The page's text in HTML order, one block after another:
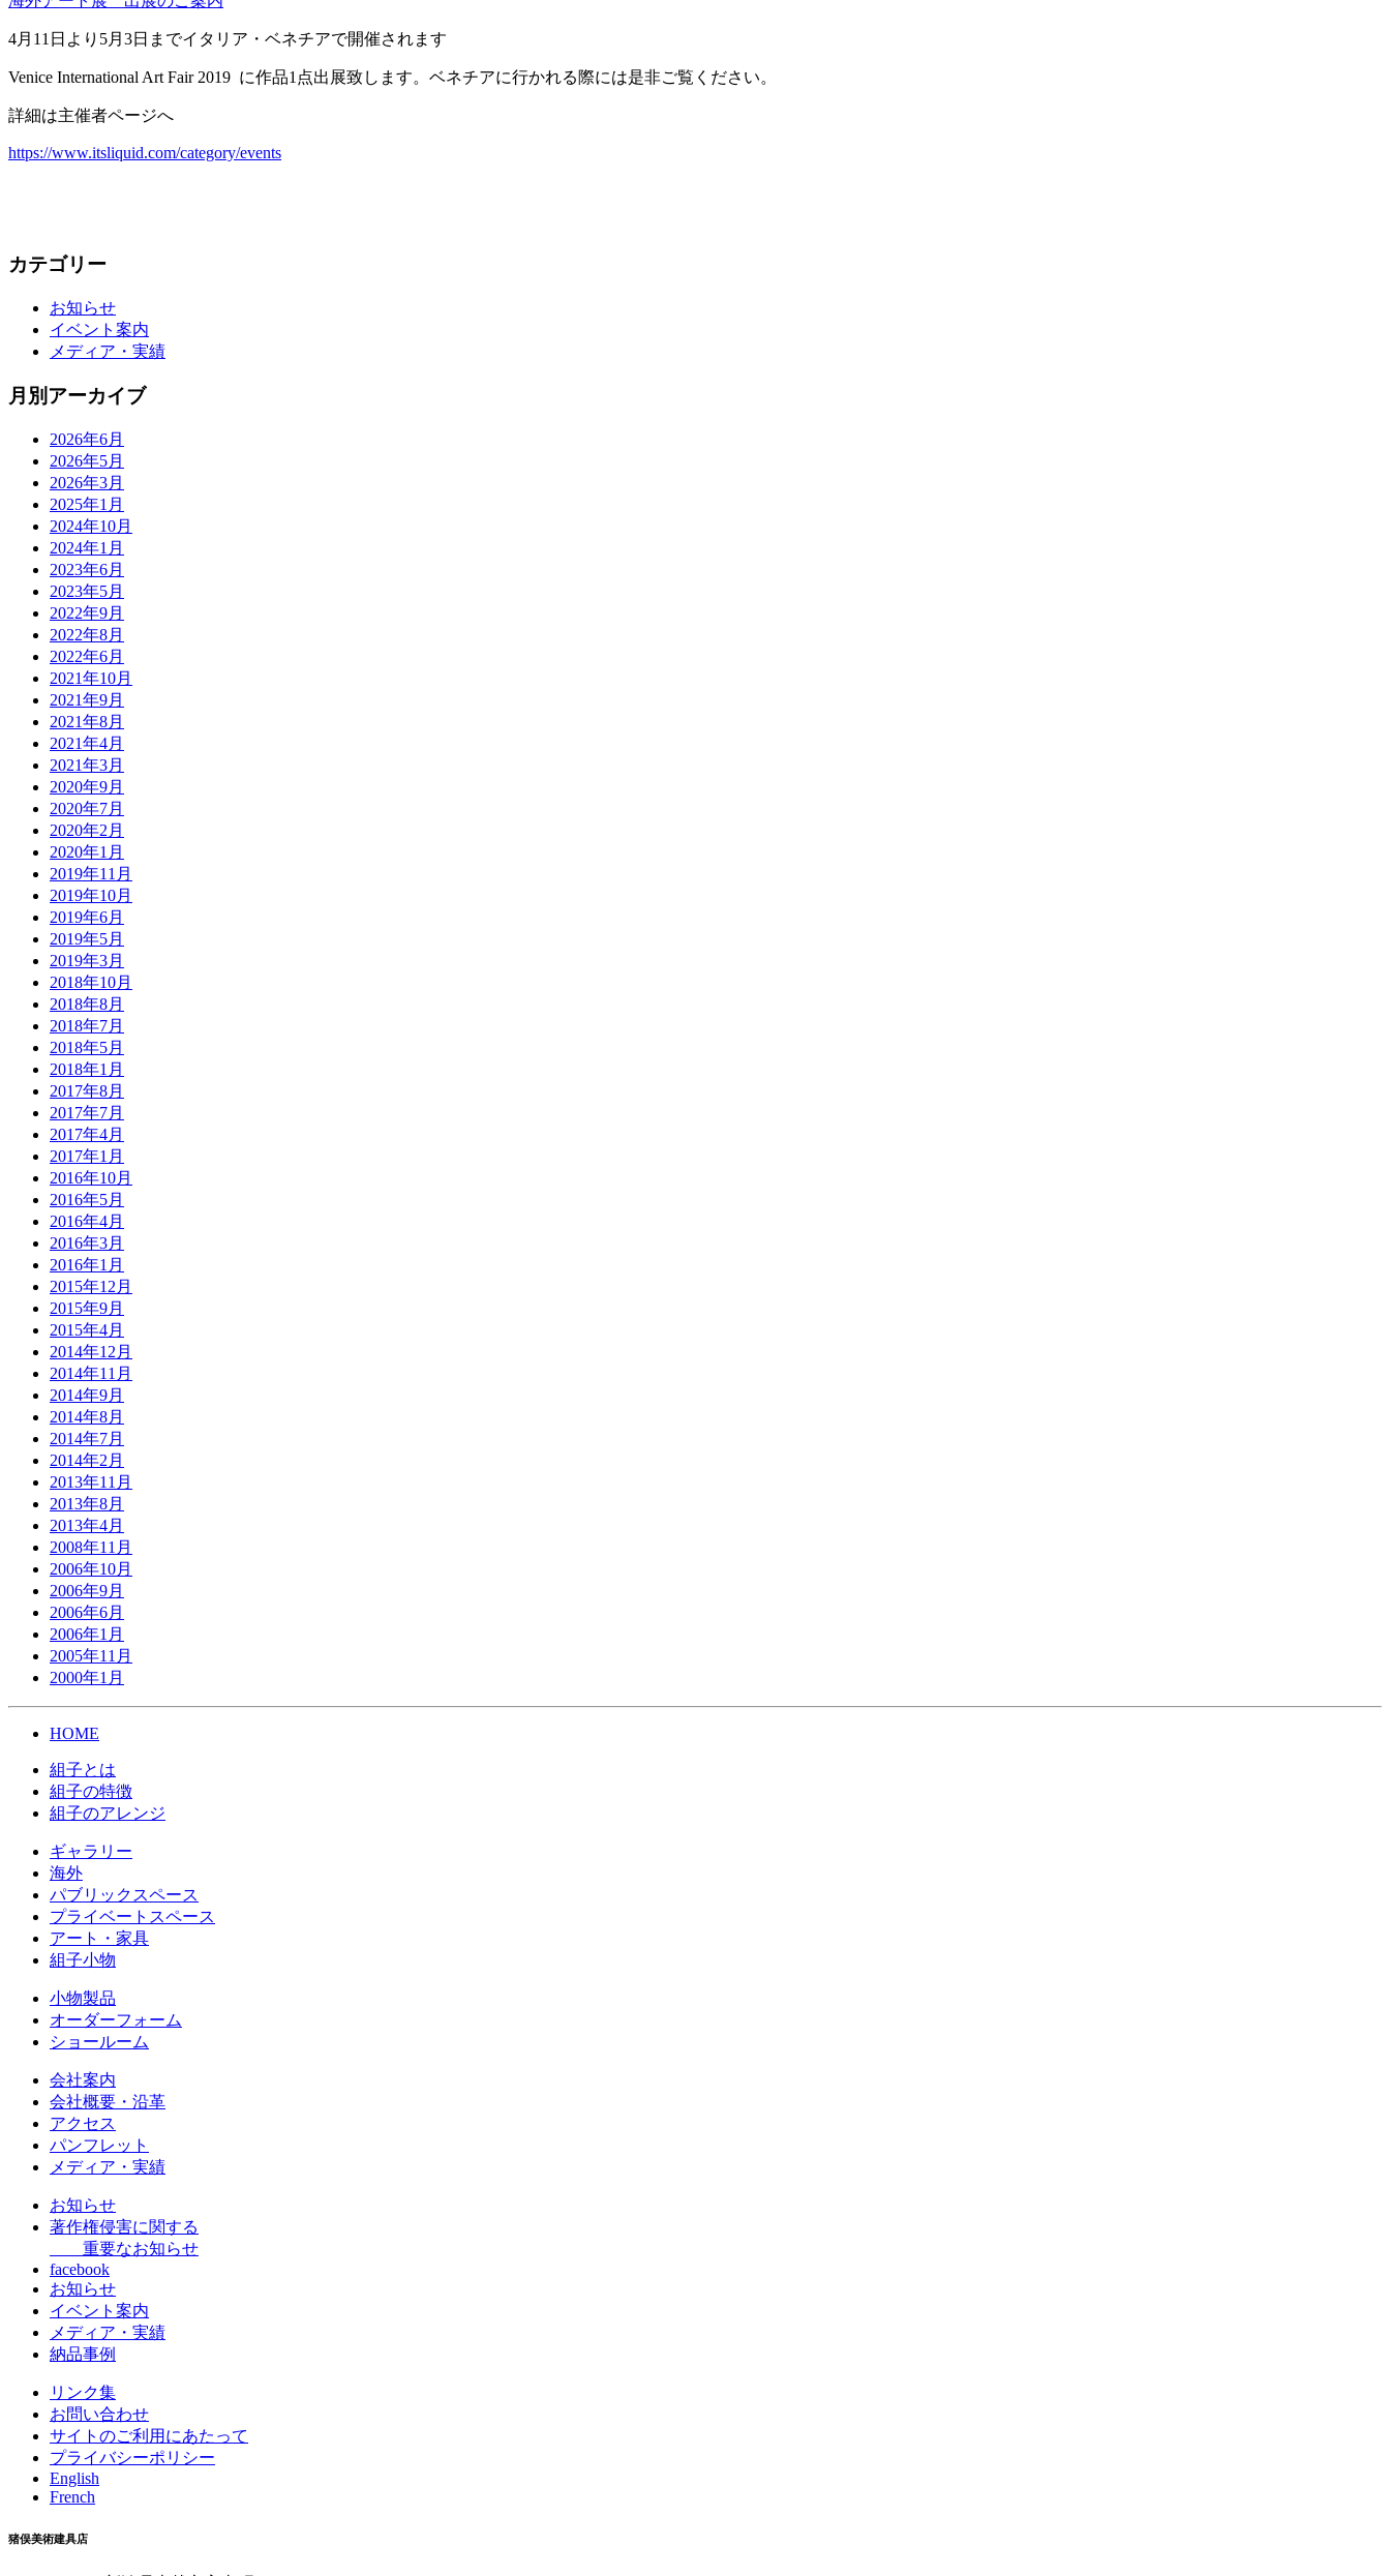
4月11日より5月3日までイタリア・ベネチアで開催されます
Venice International Art Fair 2019 に作品1点出展致します。ベネチアに行かれる際には是非ご覧ください。
詳細は主催者ページへ
https://www.itsliquid.com/category/events
カテゴリー
お知らせ
イベント案内
メディア・実績
月別アーカイブ
2026年6月
2026年5月
2026年3月
2025年1月
2024年10月
2024年1月
2023年6月
2023年5月
2022年9月
2022年8月
2022年6月
2021年10月
2021年9月
2021年8月
2021年4月
2021年3月
2020年9月
2020年7月
2020年2月
2020年1月
2019年11月
2019年10月
2019年6月
2019年5月
2019年3月
2018年10月
2018年8月
2018年7月
2018年5月
2018年1月
2017年8月
2017年7月
2017年4月
2017年1月
2016年10月
2016年5月
2016年4月
2016年3月
2016年1月
2015年12月
2015年9月
2015年4月
2014年12月
2014年11月
2014年9月
2014年8月
2014年7月
2014年2月
2013年11月
2013年8月
2013年4月
2008年11月
2006年10月
2006年9月
2006年6月
2006年1月
2005年11月
2000年1月
HOME
組子とは
組子の特徴
組子のアレンジ
ギャラリー
海外
パブリックスペース
プライベートスペース
アート・家具
組子小物
小物製品
オーダーフォーム
ショールーム
会社案内
会社概要・沿革
アクセス
パンフレット
メディア・実績
お知らせ
著作権侵害に関する
重要なお知らせ
facebook
お知らせ
イベント案内
メディア・実績
納品事例
リンク集
お問い合わせ
サイトのご利用にあたって
プライバシーポリシー
English
French
猪俣美術建具店